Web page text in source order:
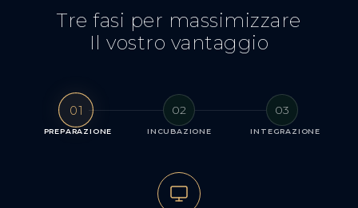
Tre fasi per massimizzare
Il vostro vantaggio
01
PREPARAZIONE
02
INCUBAZIONE
03
INTEGRAZIONE